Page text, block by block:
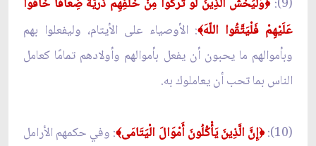
عَلَيْهِمْ فَلْيَتَّقُوا اللّهَ﴾: الأوصياء على الأيتام، وليفعلوا بهم
وبأموالهم ما يحبون أن يفعل بأموالهم وأولادهم تمامًا كعامل
الناس بما تحب أن يعاملوك به.
(10): ﴿إِنَّ الَّذِينَ يَأْكُلُونَ أَمْوَالَ الْيَتَامَى﴾: وفي حكمهم الأرامل